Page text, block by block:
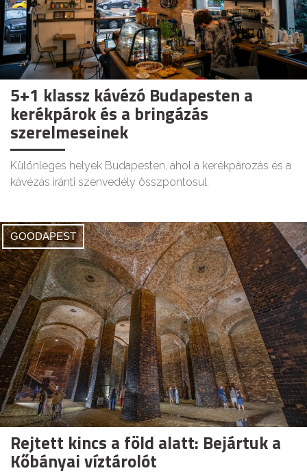
5+1 klassz kávézó Budapesten a
kerékpárok és a bringázás
szerelmeseinek
Különleges helyek Budapesten, ahol a kerékpározás és a
kávézás iránti szenvedély összpontosul.
GOODAPEST
Rejtett kincs a föld alatt: Bejártuk a
Kőbányai víztárolót